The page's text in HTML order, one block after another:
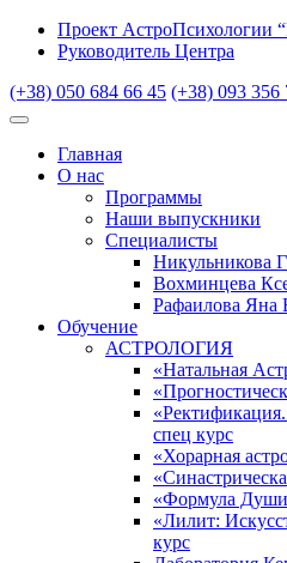
Проект АстроПсихологии
Руководитель Центра
(+38) 050 684 66 45 (+38) 093 356
Главная
О нас
Программы
Наши выпускники
Специалисты
Никульникова
Вохминцева
Рафаилова Яна
Обучение
АСТРОЛОГИЯ
«Натальная
спец курс
«Хорарная
«Формула
«Лилит:
курс